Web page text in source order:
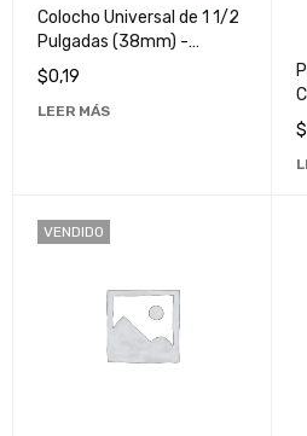
Colocho Universal de 1 1/2
Pulgadas (38mm) -
Herramienta Versátil para
Todo Uso
$0,19
LEER MÁS
$
VENDIDO